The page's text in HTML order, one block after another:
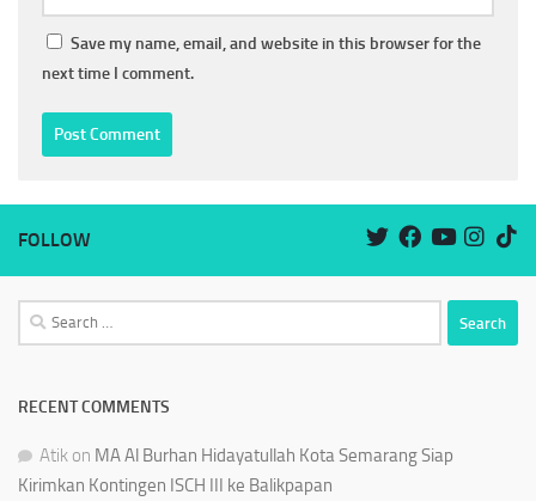
Save my name, email, and website in this browser for the
next time I comment.
FOLLOW
Search
for:
RECENT COMMENTS
Atik on MA Al Burhan Hidayatullah Kota Semarang Siap
Kirimkan Kontingen ISCH III ke Balikpapan